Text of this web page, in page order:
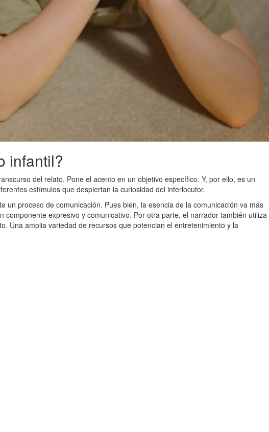
infantil?
del relato. Pone el acento en un objetivo específico. Y, por ello, es un
estímulos que despiertan la curiosidad del interlocutor.
proceso de comunicación. Pues bien, la esencia de la comunicación va más
expresivo y comunicativo. Por otra parte, el narrador también utiliza
Una amplia variedad de recursos que potencian el entretenimiento y la